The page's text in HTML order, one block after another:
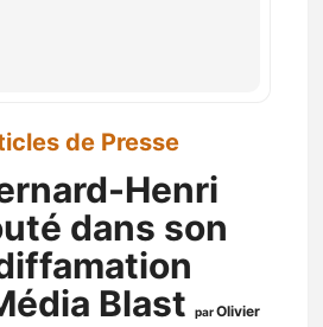
de Presse
Henri
dans son
Blast
parOlivier